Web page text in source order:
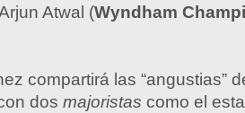
Atwal (Wyndham
compartirá las “angustias”
dos majoristas como el